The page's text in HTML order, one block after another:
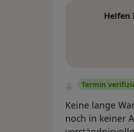
Helfen
Termin
Keine lange
noch in keiner